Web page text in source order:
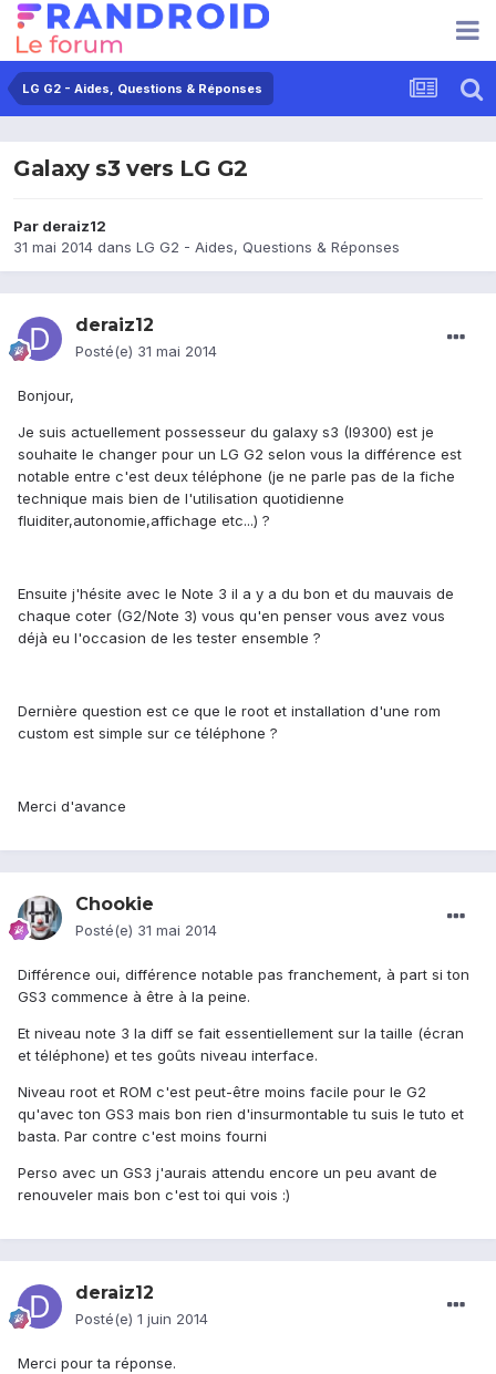
LG G2 - Aides, Questions & Réponses
Galaxy s3 vers LG G2
Par deraiz12
31 mai 2014 dans LG G2 - Aides, Questions & Réponses
deraiz12
Posté(e) 31 mai 2014
Bonjour,
Je suis actuellement possesseur du galaxy s3 (I9300) est je
souhaite le changer pour un LG G2 selon vous la différence est
notable entre c'est deux téléphone (je ne parle pas de la fiche
technique mais bien de l'utilisation quotidienne
fluiditer,autonomie,affichage etc...) ?
Ensuite j'hésite avec le Note 3 il a y a du bon et du mauvais de
chaque coter (G2/Note 3) vous qu'en penser vous avez vous
déjà eu l'occasion de les tester ensemble ?
Dernière question est ce que le root et installation d'une rom
custom est simple sur ce téléphone ?
Merci d'avance
Chookie
Posté(e) 31 mai 2014
Différence oui, différence notable pas franchement, à part si ton
GS3 commence à être à la peine.
Et niveau note 3 la diff se fait essentiellement sur la taille (écran
et téléphone) et tes goûts niveau interface.
Niveau root et ROM c'est peut-être moins facile pour le G2
qu'avec ton GS3 mais bon rien d'insurmontable tu suis le tuto et
basta. Par contre c'est moins fourni
Perso avec un GS3 j'aurais attendu encore un peu avant de
renouveler mais bon c'est toi qui vois :)
deraiz12
Posté(e) 1 juin 2014
Merci pour ta réponse.